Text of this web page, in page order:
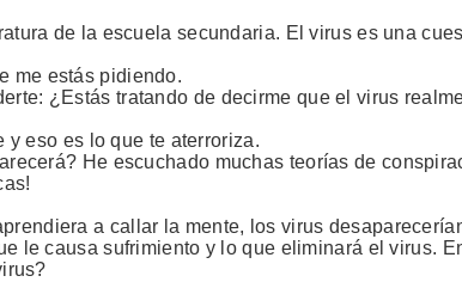
de la escuela secundaria. El virus es una
me estás pidiendo.
¿Estás tratando de decirme que el virus
y eso es lo que te aterroriza.
He escuchado muchas teorías de
a callar la mente, los virus
le causa sufrimiento y lo que eliminará el virus.